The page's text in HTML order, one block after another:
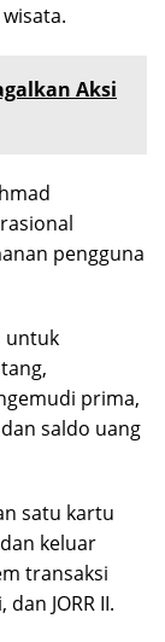
Aksi
pengguna
untuk
prima,
saldo uang
satu kartu
keluar
transaksi
JORR II.